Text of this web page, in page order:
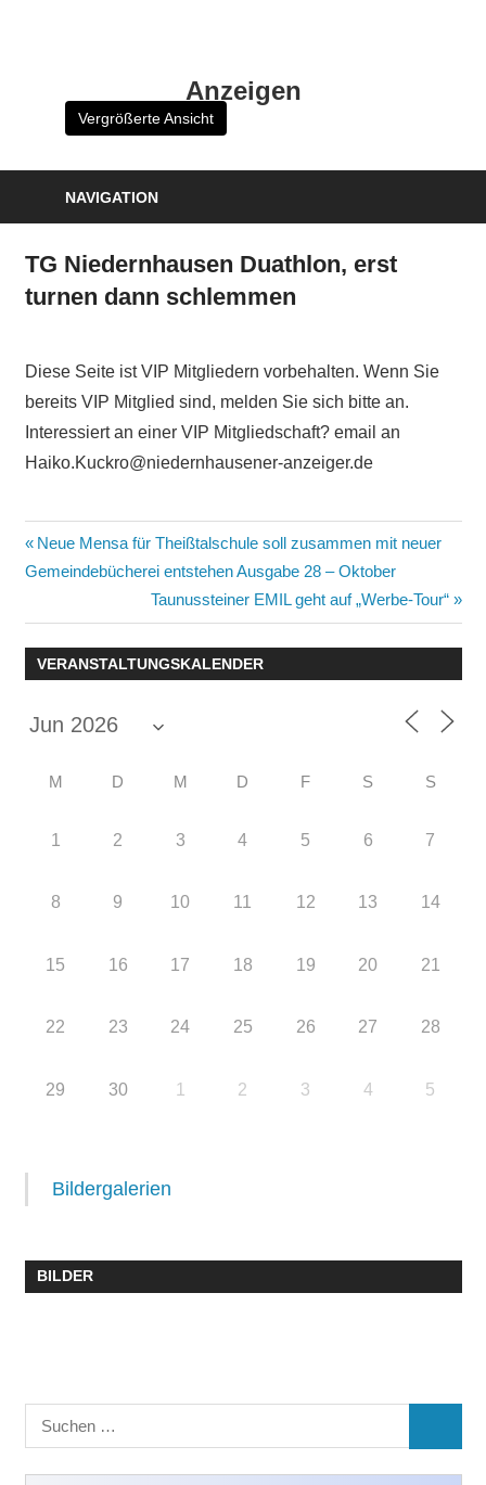
Anzeigen
Vergrößerte Ansicht
NAVIGATION
TG Niedernhausen Duathlon, erst
turnen dann schlemmen
Diese Seite ist VIP Mitgliedern vorbehalten. Wenn Sie
bereits VIP Mitglied sind, melden Sie sich bitte an.
Interessiert an einer VIP Mitgliedschaft? email an
Haiko.Kuckro@niedernhausener-anzeiger.de
Beitragsnavigation
Vorheriger
Beitrag:
Neue Mensa für Theißtalschule soll zusammen mit neuer
Gemeindebücherei entstehen Ausgabe 28 – Oktober
Nächster
Beitrag:
Taunussteiner EMIL geht auf „Werbe-Tour“
VERANSTALTUNGSKALENDER
M D M D F S S
1 2 3 4 5 6 7
8 9 10 11 12 13 14
15 16 17 18 19 20 21
22 23 24 25 26 27 28
29 30 1 2 3 4 5
Bildergalerien
BILDER
Suchen
nach: